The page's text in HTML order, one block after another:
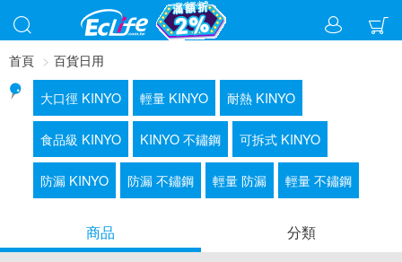
首頁
百貨日用
大口徑 KINYO
輕量 KINYO 耐熱 KINYO
食品級 KINYO KINYO 不鏽鋼 可拆式 KINYO
防漏 KINYO 防漏 不鏽鋼 輕量 防漏 輕量 不鏽鋼
商品 分類